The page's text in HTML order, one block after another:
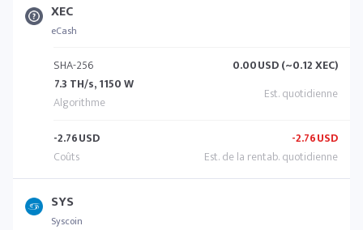
XEC
eCash
SHA-256
7.3 TH/s, 1150 W
0.00USD (~0.12 XEC)
-2.76USD -2.76USD
SYS
Syscoin